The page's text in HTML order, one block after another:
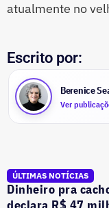
atualmente no
Escrito por:
Berenice
Ver
ÚLTIMAS NOTÍCIAS
Dinheiro pra